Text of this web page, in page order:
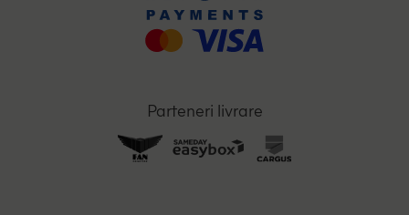
Parteneri livrare